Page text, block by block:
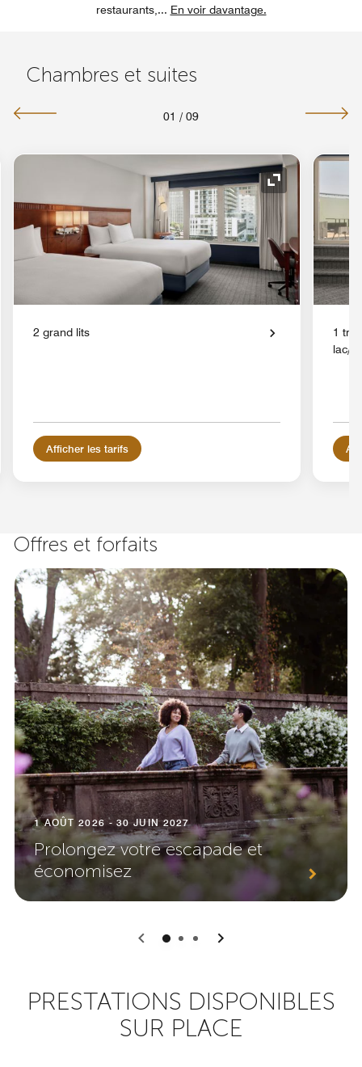
restaurants, ... En voir davantage.
Chambres et suites
01 / 09
Icône de
2 grand lits
Afficher les tarifs
1
lac/
Offres et forfaits
1 AOÛT 2026 - 30 JUIN 2027
Prolongez votre escapade et
économisez
0 1 2
PRESTATIONS DISPONIBLES
SUR PLACE